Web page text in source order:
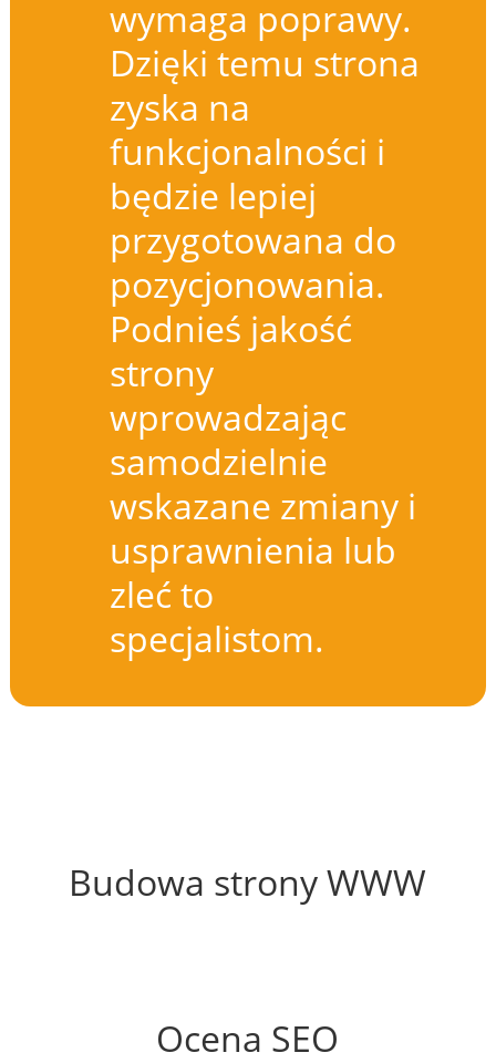
wymaga poprawy.
Dzięki temu strona
zyska na
funkcjonalności i
będzie lepiej
przygotowana do
pozycjonowania.
Podnieś jakość
strony
wprowadzając
samodzielnie
wskazane zmiany i
usprawnienia lub
zleć to
specjalistom.
Budowa strony WWW
Ocena SEO